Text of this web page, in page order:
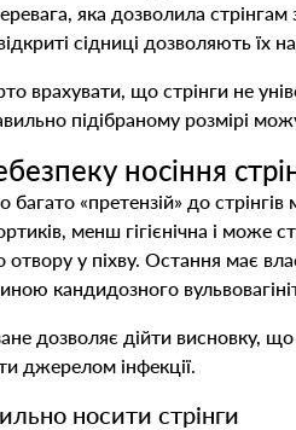
яка дозволила
сідниці дозволяють їх
врахувати, що стрінги не
підібраному розмірі
носіння
багато «претензій» до
менш гігієнічна і
отвору у піхву. Остання має
кандидозного
дозволяє дійти висновку, що
джерелом інфекції.
носити стрінги